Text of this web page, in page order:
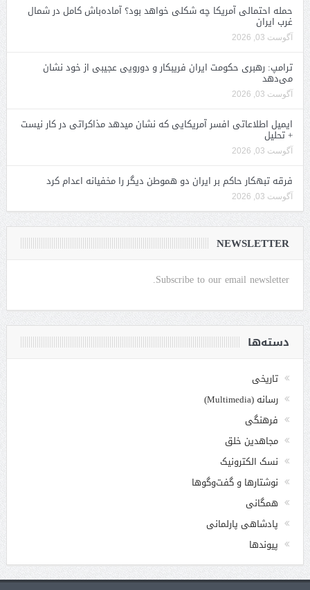
حمله احتمالی آمریکا چه شکلی خواهد بود؟ آماده‌باش کامل در شمال
غرب ایران
آگوست 03, 2026
ترامپ: رهبری حکومت ایران فریبکار و دورویی عجیبی از خود نشان
می‌دهد
آگوست 03, 2026
ایمیل اطلاعاتی افسر آمریکایی که نشان میدهد مذاکراتی در کار نیست
+ تحلیل
آگوست 03, 2026
فرقه تبهکار حاکم بر ایران دو هموطن دیگر را مخفیانه اعدام کرد
آگوست 03, 2026
NEWSLETTER
Subscribe to our email newsletter.
دسته‌ها
تاریخی
رسانه (Multimedia)
فرهنگی
مجاهدین خلق
نسک الکترونیک
نوشتارها و گفت‌وگوها
همگانی
پادشاهی پارلمانی
پیوندها